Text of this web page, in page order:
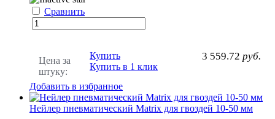
Сравнить
Цена за
штуку:
3 559.72 руб.
Купить
Купить в 1 клик
Добавить в избранное
Нейлер пневматический Matrix для гвоздей 10-50 мм